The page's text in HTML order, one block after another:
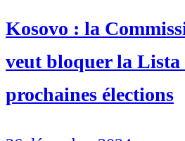
Kosovo : la
veut bloquer la Lista
prochaines élections